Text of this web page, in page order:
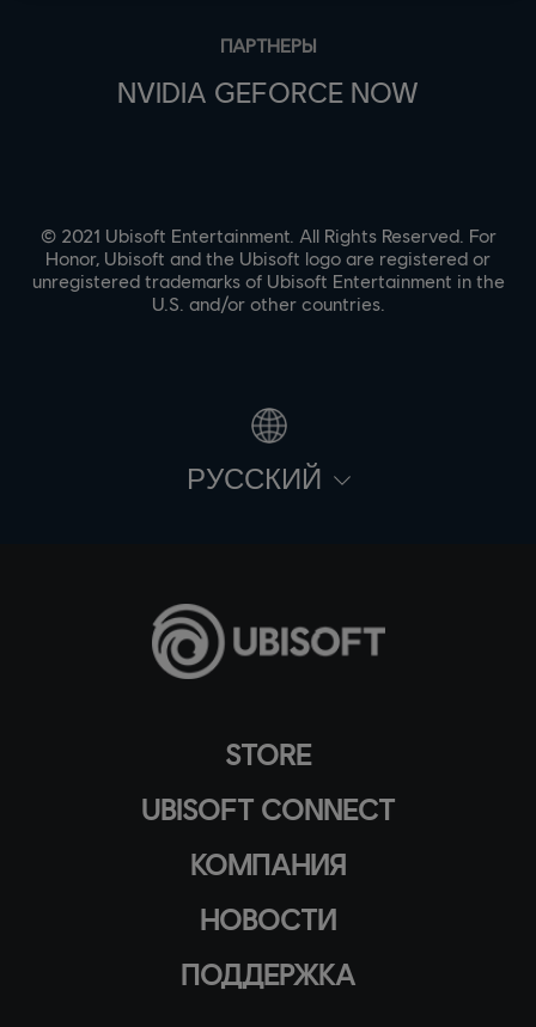
STORE
UBISOFT CONNECT
КОМПАНИЯ
НОВОСТИ
ПОДДЕРЖКА
ПАРТНЕРЫ
NVIDIA GEFORCE NOW
© 2021 Ubisoft Entertainment. All Rights Reserved. For
Honor, Ubisoft and the Ubisoft logo are registered or
unregistered trademarks of Ubisoft Entertainment in the
U.S. and/or other countries.
PУССКИЙ